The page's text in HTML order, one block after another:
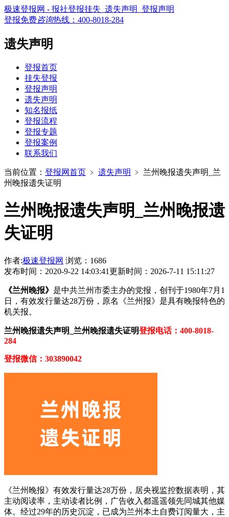
极速登报网 - 报社登报挂失_遗失声明_登报声明
登报免费咨询热线： 400-8018-284
遗失声明
登报首页
挂失登报
登报声明
遗失声明
知名报纸
登报流程
登报专题
登报案例
联系我们
当前位置： 登报网首页 ﹥ 遗失声明 ﹥ 兰州晚报遗失声明_兰
州晚报遗失证明
兰州晚报遗失声明_兰州晚报遗
失证明
作者:极速登报网 浏览：1686
发布时间：2020-9-22 14:03:41更新时间：2026-7-11 15:11:27
《兰州晚报》 是中共兰州市委主办的党报，创刊于1980年7月1
日，有效发行量达28万份，原名《兰州报》是具有晚报特色的
机关报。
兰州晚报遗失声明_兰州晚报遗失证明登报电话：400-8018-
284
登报微信：303890042
《兰州晚报》有效发行量达28万份，居央视监控数据表明，其
主动阅读率，主动读者比例，广告收入都遥遥领先同城其他媒
体。经过29年的历史沉淀，已成为兰州本土自费订阅量大，主